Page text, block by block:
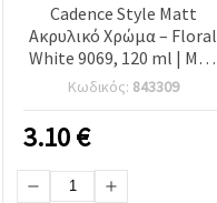
Cadence Style Matt
Ακρυλικό Χρώμα – Floral
White 9069, 120 ml | Ματ
φινίρισμα για
χειροτεχνίες, ντεκουπάζ,
DIY, καμβά, ξύλο & χαρτί
Κωδικός: 843309
3.10€